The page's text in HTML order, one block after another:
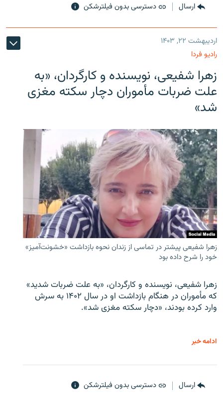
ارسال دسترسی بدون فیلترشکن
اردیبهشت ۲۲, ۱۴۰۳
رادیو فردا
زهرا شفیعی، نویسنده و کارگردان، «به
علت ضربات مأموران دچار سکته مغزی
شد»
زهرا شفیعی پیشتر در تماسی از زندان نحوه بازداشت «خشونت‌آمیز»
خود را شرح داده بود
زهرا شفیعی، نویسنده و کارگردان، «به علت ضربات شدید»
که مأموران در هنگام بازداشت او در سال ۱۴۰۲ به سرش
وارد کرده بودند، «دچار سکته مغزی شد».
ادامه خبر
ارسال دسترسی بدون فیلترشکن